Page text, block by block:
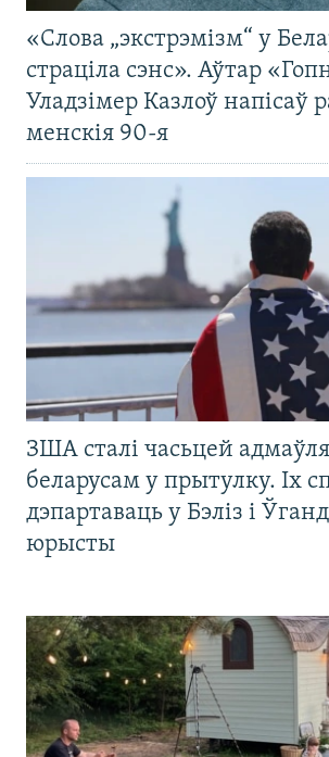
«Слова „экстрэмізм“ у
страціла сэнс». Аўтар
Уладзімер Казлоў напісаў
менскія 90-я
ЗША сталі часьцей
беларусам у прытулку. Іх
дэпартаваць у Бэліз і
юрысты